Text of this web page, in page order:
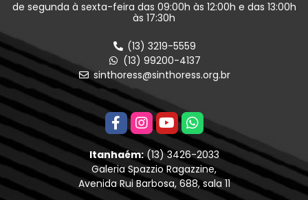
de segunda à sexta-feira das 09:00h às 12:00h e das 13:00h
às 17:30h
(13) 3219-5559
(13) 99200-4137
sinthoress@sinthoress.org.br
Itanhaém:(13) 3426-2033
Galeria Spazzio Ragazzine,
Avenida Rui Barbosa, 688, sala 11